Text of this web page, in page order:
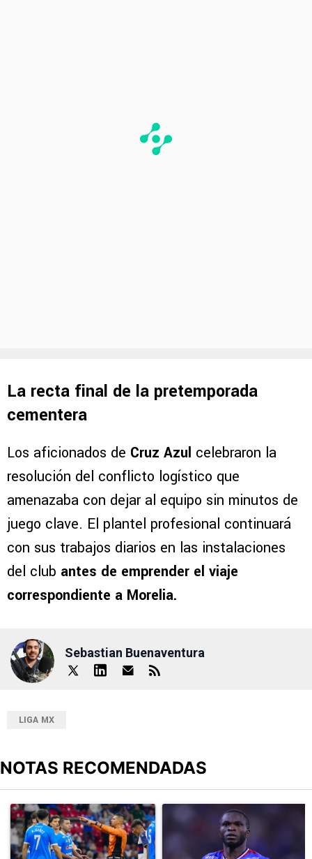
La recta final de la pretemporada
cementera
Los aficionados de Cruz Azul celebraron la
resolución del conflicto logístico que
amenazaba con dejar al equipo sin minutos de
juego clave. El plantel profesional continuará
con sus trabajos diarios en las instalaciones
del club antes de emprender el viaje
correspondiente a Morelia.
Sebastian Buenaventura
LIGA MX
NOTAS RECOMENDADAS
Un artículo de tendencia con el título "Cruz Azul 2-3 Atlante:
Un artículo de tendencia con